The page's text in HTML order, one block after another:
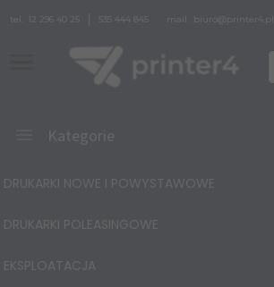
tel. 12 296 40 25 535 444 845 mail: biuro@printer4.pl
Kategorie
DRUKARKI NOWE I POWYSTAWOWE
DRUKARKI POLEASINGOWE
EKSPLOATACJA